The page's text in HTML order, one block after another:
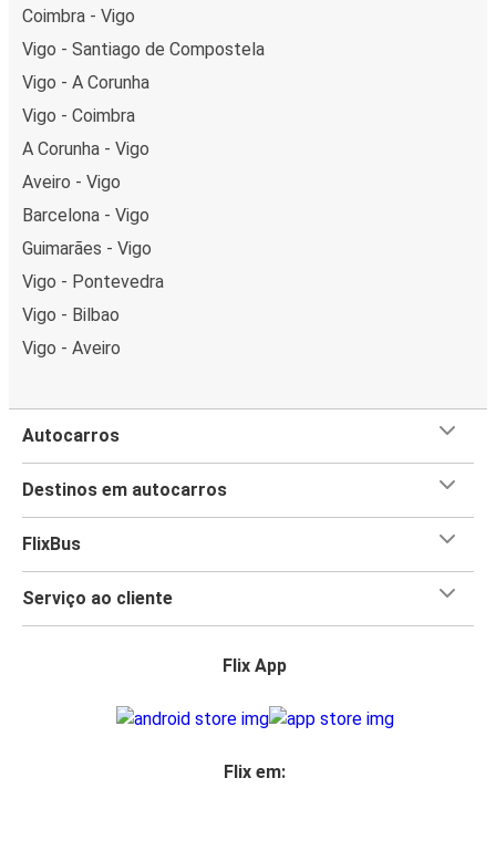
Coimbra - Vigo
Vigo - Santiago de Compostela
Vigo - A Corunha
Vigo - Coimbra
A Corunha - Vigo
Aveiro - Vigo
Barcelona - Vigo
Guimarães - Vigo
Vigo - Pontevedra
Vigo - Bilbao
Vigo - Aveiro
Autocarros
Destinos em autocarros
FlixBus
Serviço ao cliente
Flix App
Flix em: